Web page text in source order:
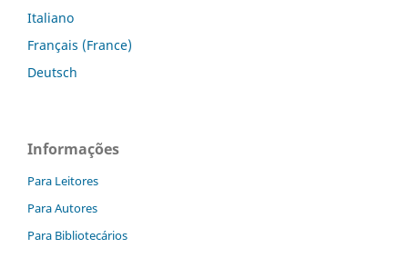
Italiano
Français (France)
Deutsch
Informações
Para Leitores
Para Autores
Para Bibliotecários